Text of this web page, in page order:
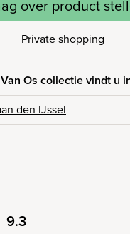
over product
Private shopping
Os collectie vindt u
den IJssel
9.3